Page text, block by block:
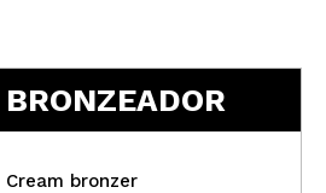
BRONZEADOR
Cream bronzer